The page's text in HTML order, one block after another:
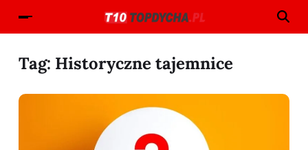
Tag: Historyczne tajemnice